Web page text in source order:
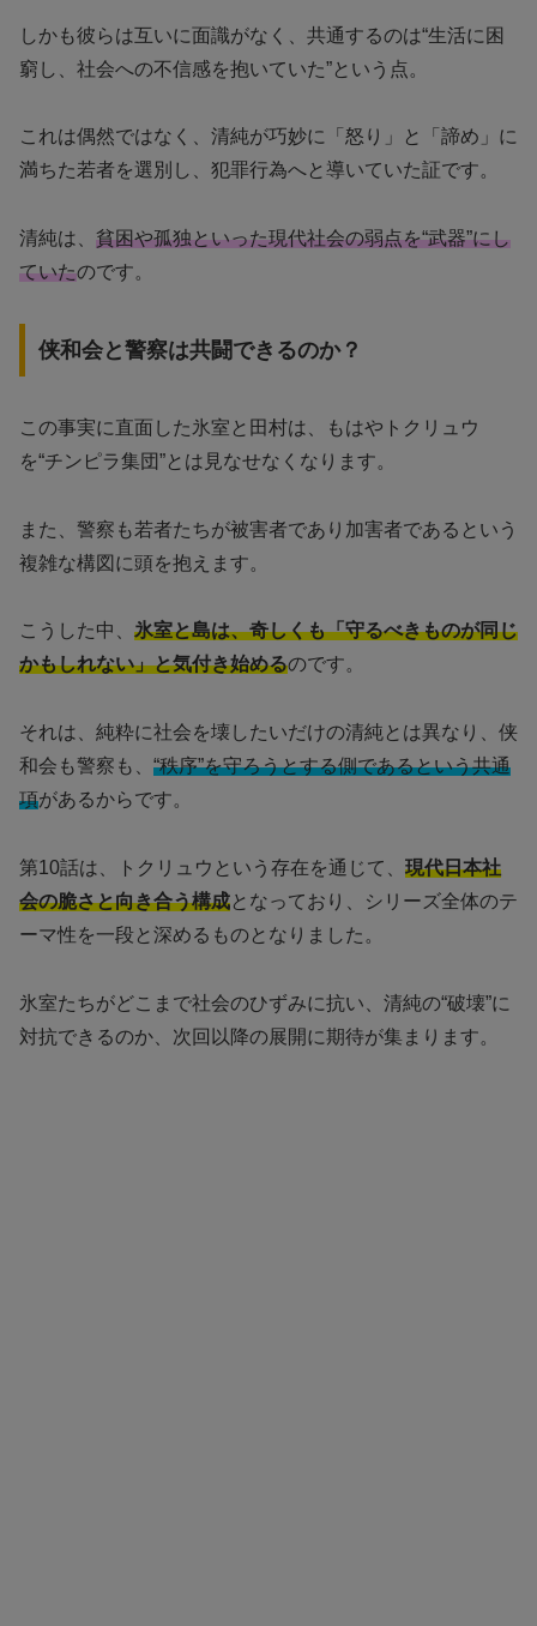
しかも彼らは互いに面識がなく、共通するのは“生活に困
窮し、社会への不信感を抱いていた”という点。
これは偶然ではなく、清純が巧妙に「怒り」と「諦め」に
満ちた若者を選別し、犯罪行為へと導いていた証です。
清純は、 貧困や孤独といった現代社会の弱点を“武器”にし
ていたのです。
侠和会と警察は共闘できるのか？
この事実に直面した氷室と田村は、もはやトクリュウ
を“チンピラ集団”とは見なせなくなります。
また、警察も若者たちが被害者であり加害者であるという
複雑な構図に頭を抱えます。
こうした中、 氷室と島は、奇しくも「守るべきものが同じ
かもしれない」と気付き始めるのです。
それは、純粋に社会を壊したいだけの清純とは異なり、侠
和会も警察も、 “秩序”を守ろうとする側であるという共通
項があるからです。
第10話は、トクリュウという存在を通じて、 現代日本社
会の脆さと向き合う構成となっており、シリーズ全体のテ
ーマ性を一段と深めるものとなりました。
氷室たちがどこまで社会のひずみに抗い、清純の“破壊”に
対抗できるのか、次回以降の展開に期待が集まります。